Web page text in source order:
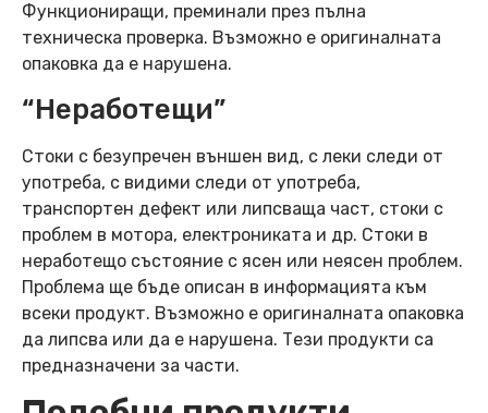
Функциониращи, преминали през пълна
техническа проверка. Възможно е оригиналната
опаковка да е нарушена.
“Неработещи”
Стоки с безупречен външен вид, с леки следи от
употреба, с видими следи от употреба,
транспортен дефект или липсваща част, стоки с
проблем в мотора, електрониката и др. Стоки в
неработещо състояние с ясен или неясен проблем.
Проблема ще бъде описан в информацията към
всеки продукт. Възможно е оригиналната опаковка
да липсва или да е нарушена. Тези продукти са
предназначени за части.